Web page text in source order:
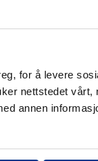
for å levere
nettstedet vårt,
annen